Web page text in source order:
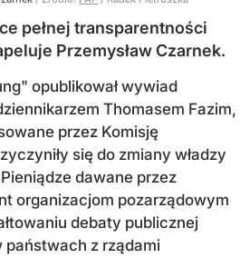
pełnej transparentności
Przemysław Czarnek.
opublikował wywiad
Thomasem Fazim,
przez Komisję
się do zmiany władzy
dawane przez
organizacjom pozarządowym
debaty publicznej
z rządami